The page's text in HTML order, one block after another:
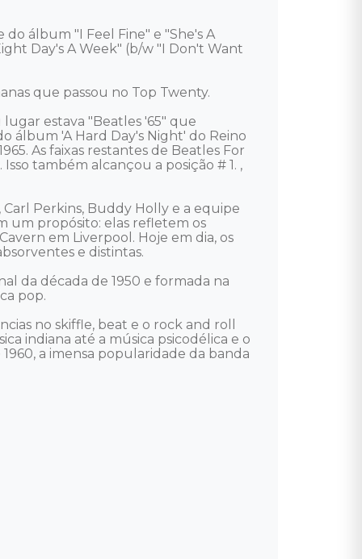
álbum "I Feel Fine" e "She's A
Day's A Week" (b/w "I Don't Want
que passou no Top Twenty.
estava "Beatles '65" que
álbum 'A Hard Day's Night' do Reino
As faixas restantes de Beatles For
também alcançou a posição # 1. ,
Perkins, Buddy Holly e a equipe
um propósito: elas refletem os
em Liverpool. Hoje em dia, os
e distintas.
da década de 1950 e formada na
pop.
no skiffle, beat e o rock and roll
indiana até a música psicodélica e o
a imensa popularidade da banda